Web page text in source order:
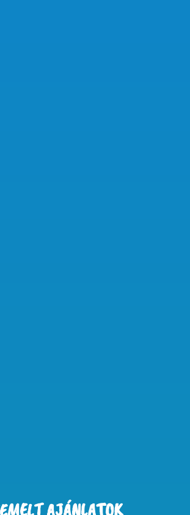
AJÁNLATOK